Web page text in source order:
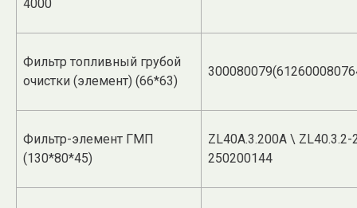
4000
Фильтр топливный грубой
очистки (элемент) (66*63)
Фильтр-элемент ГМП
(130*80*45)
ZL40A.3.200A \ ZL40.3.2-
250200144